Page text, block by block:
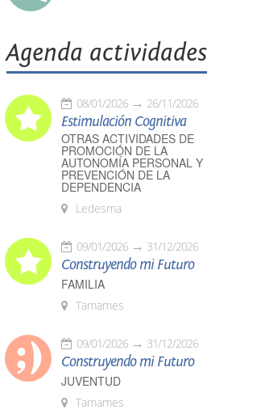
Agenda actividades
08/01/2026 26/11/2026
Estimulación Cognitiva
OTRAS ACTIVIDADES DE
PROMOCIÓN DE LA
AUTONOMÍA PERSONAL Y
PREVENCIÓN DE LA
DEPENDENCIA
Ledesma
09/01/2026 31/12/2026
Construyendo mi Futuro
FAMILIA
Tamames
09/01/2026 31/12/2026
Construyendo mi Futuro
JUVENTUD
Tamames